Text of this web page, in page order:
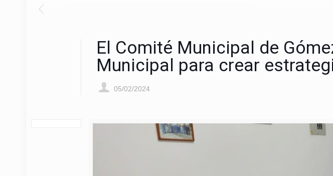
El Comité Municipal de
Municipal para crear
05/02/2024